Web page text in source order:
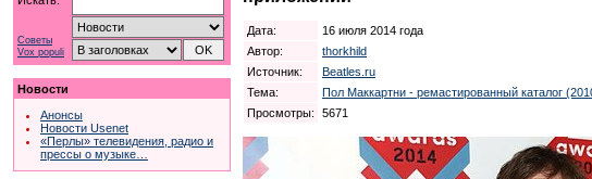
Советы
Vox populi
Новости
Анонсы
Новости Usenet
«Перлы» телевидения, радио и
прессы о музыке…
Дата:
16 июля 2014 года
Автор:
thorkhild
Источник:
Beatles.ru
Тема:
Пол Маккартни - ремастированный каталог
Просмотры:
5671